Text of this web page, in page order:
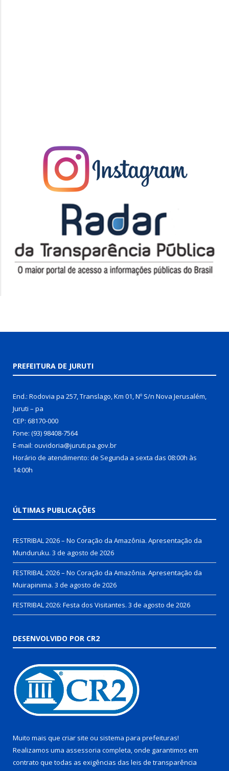
PREFEITURA DE JURUTI
End.: Rodovia pa 257, Translago, Km 01, Nº S/n Nova Jerusalém,
Juruti – pa
CEP: 68170-000
Fone: (93) 98408-7564
E-mail: ouvidoria@juruti.pa.gov.br
Horário de atendimento: de Segunda a sexta das 08:00h às
14:00h
ÚLTIMAS PUBLICAÇÕES
FESTRIBAL 2026 – No Coração da Amazônia. Apresentação da
Munduruku. 3 de agosto de 2026
FESTRIBAL 2026 – No Coração da Amazônia. Apresentação da
Muirapinima. 3 de agosto de 2026
FESTRIBAL 2026: Festa dos Visitantes. 3 de agosto de 2026
DESENVOLVIDO POR CR2
Muito mais que criar site ou sistema para prefeituras!
Realizamos uma assessoria completa, onde garantimos em
contrato que todas as exigências das leis de transparência